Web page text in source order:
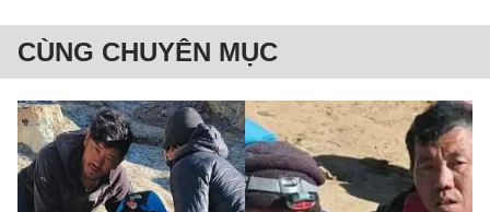
CÙNG CHUYÊN MỤC